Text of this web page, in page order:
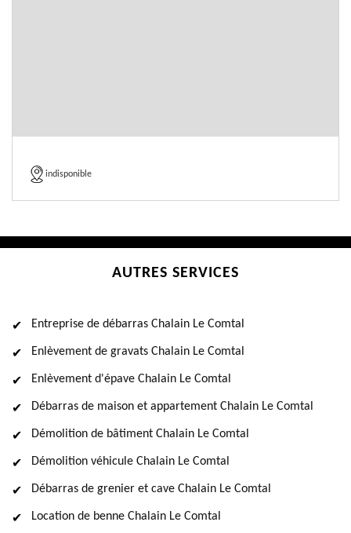
indisponible
AUTRES SERVICES
Entreprise de débarras Chalain Le Comtal
Enlèvement de gravats Chalain Le Comtal
Enlèvement d'épave Chalain Le Comtal
Débarras de maison et appartement Chalain Le Comtal
Démolition de bâtiment Chalain Le Comtal
Démolition véhicule Chalain Le Comtal
Débarras de grenier et cave Chalain Le Comtal
Location de benne Chalain Le Comtal